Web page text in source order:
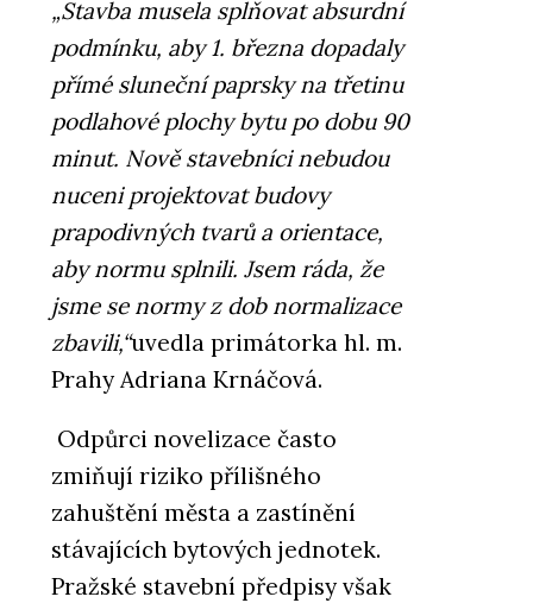
„Stavba musela splňovat absurdní
podmínku, aby 1. března dopadaly
přímé sluneční paprsky na třetinu
podlahové plochy bytu po dobu 90
minut. Nově stavebníci nebudou
nuceni projektovat budovy
prapodivných tvarů a orientace,
aby normu splnili. Jsem ráda, že
jsme se normy z dob normalizace
zbavili,“uvedla primátorka hl. m.
Prahy Adriana Krnáčová.
Odpůrci novelizace často
zmiňují riziko přílišného
zahuštění města a zastínění
stávajících bytových jednotek.
Pražské stavební předpisy však